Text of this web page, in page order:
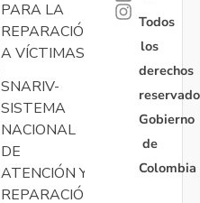
PARA LA
REPARACIÓN
A VÍCTIMAS
SNARIV-
SISTEMA
NACIONAL
DE
ATENCIÓN Y
REPARACIÓN
Todos
los
derechos
Gobierno
de
Colombia